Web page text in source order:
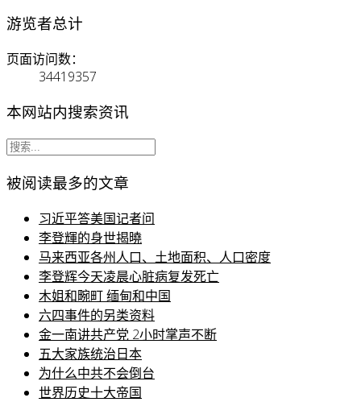
游览者总计
页面访问数：
34419357
本网站内搜索资讯
被阅读最多的文章
习近平答美国记者问
李登輝的身世揭曉
马来西亚各州人口、土地面积、人口密度
李登辉今天凌晨心脏病复发死亡
木姐和畹町 缅甸和中国
六四事件的另类资料
金一南讲共产党 2小时掌声不断
五大家族统治日本
为什么中共不会倒台
世界历史十大帝国